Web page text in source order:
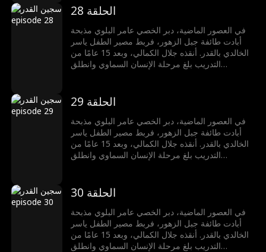
وضحت أخته سمر بنفسها لحمايته في قاعة النار
الحمراء. استعاد ذاكرته بسيف الجبل الأخضر، وتعاون
مع نعيم الوالي لإنقاذ سلطان الدوسري، في طريق
مواجهة القدر
الحلقة 28
في العصور الماضية، دبر الخصي عامر البلوي مذبحة
أبادت طائفة جبل الزهور، فربط مصير الطفل ياسر
الخالدي بالقدر. أنقذه جلال الكمالي، وبعد 15 عامًا من
التدريب بلغ مرحلة الإنسان السماوي وانطلق
وضحت أخته سمر بنفسها لحمايته في قاعة النار
الحمراء. استعاد ذاكرته بسيف الجبل الأخضر، وتعاون
مع نعيم الوالي لإنقاذ سلطان الدوسري، في طريق
مواجهة القدر
الحلقة 29
في العصور الماضية، دبر الخصي عامر البلوي مذبحة
أبادت طائفة جبل الزهور، فربط مصير الطفل ياسر
الخالدي بالقدر. أنقذه جلال الكمالي، وبعد 15 عامًا من
التدريب بلغ مرحلة الإنسان السماوي وانطلق
وضحت أخته سمر بنفسها لحمايته في قاعة النار
الحمراء. استعاد ذاكرته بسيف الجبل الأخضر، وتعاون
مع نعيم الوالي لإنقاذ سلطان الدوسري، في طريق
مواجهة القدر
الحلقة 30
في العصور الماضية، دبر الخصي عامر البلوي مذبحة
أبادت طائفة جبل الزهور، فربط مصير الطفل ياسر
الخالدي بالقدر. أنقذه جلال الكمالي، وبعد 15 عامًا من
التدريب بلغ مرحلة الإنسان السماوي وانطلق